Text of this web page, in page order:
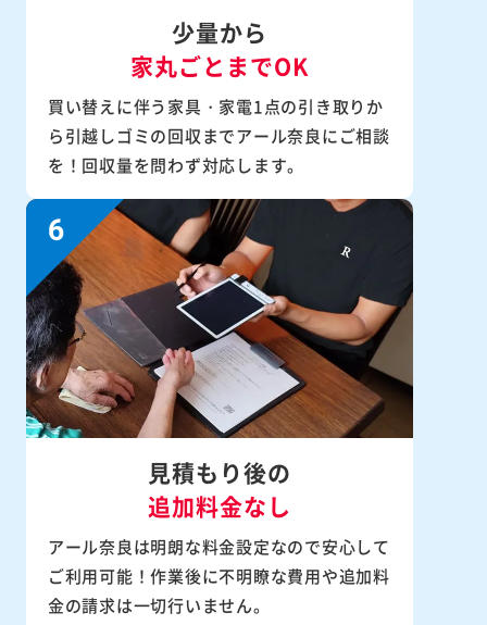
少量から
家丸ごとまでOK
買い替えに伴う家具・家電1点の引き取りか
ら引越しゴミの回収までアール奈良にご相談
を！回収量を問わず対応します。
見積もり後の
追加料金なし
アール奈良は明朗な料金設定なので安心して
ご利用可能！作業後に不明瞭な費用や追加料
金の請求は一切行いません。